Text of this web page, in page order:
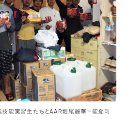
技能実習生たちとAAR堀尾麗華＝能登町